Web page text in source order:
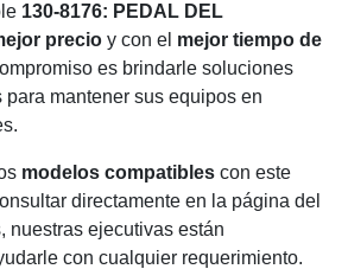
130-8176: PEDAL DEL
precio y con el mejor tiempo de
es brindarle soluciones
para mantener sus equipos en
modelos compatibles con este
directamente en la página del
nuestras ejecutivas están
con cualquier requerimiento.